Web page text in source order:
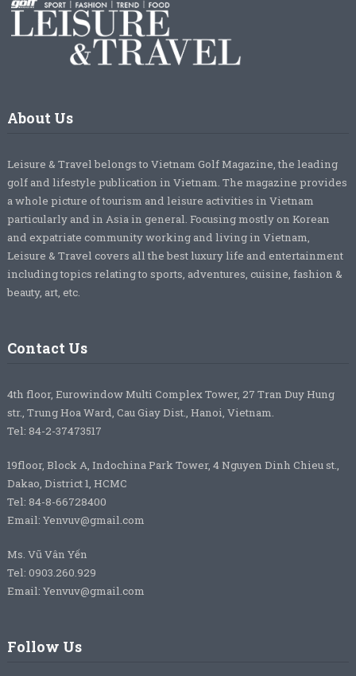
About Us
Leisure & Travel belongs to Vietnam Golf Magazine, the leading
golf and lifestyle publication in Vietnam. The magazine provides
a whole picture of tourism and leisure activities in Vietnam
particularly and in Asia in general. Focusing mostly on Korean
and expatriate community working and living in Vietnam,
Leisure & Travel covers all the best luxury life and entertainment
including topics relating to sports, adventures, cuisine, fashion &
beauty, art, etc.
Contact Us
4th floor, Eurowindow Multi Complex Tower, 27 Tran Duy Hung
str., Trung Hoa Ward, Cau Giay Dist., Hanoi, Vietnam.
Tel: 84-2-37473517
19floor, Block A, Indochina Park Tower, 4 Nguyen Dinh Chieu st.,
Dakao, District 1, HCMC
Tel: 84-8-66728400
Email: Yenvuv@gmail.com
Ms. Vũ Vân Yến
Tel: 0903.260.929
Email: Yenvuv@gmail.com
Follow Us